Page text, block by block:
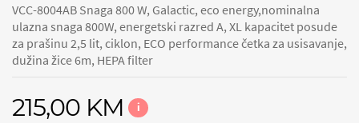
VCC-8004AB Snaga 800 W, Galactic, eco energy,nominalna
ulazna snaga 800W, energetski razred A, XL kapacitet posude
za prašinu 2,5 lit, ciklon, ECO performance četka za usisavanje,
dužina žice 6m, HEPA filter
215,00 KM i